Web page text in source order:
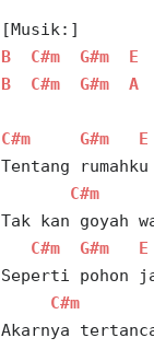
[Musik:]
B
C#m G#m
E
B
C#m G#m A
C#m G#m E
Tentang rumahku
C#m
Tak kan goyah
C#m
G#m E
Seperti pohon
C#m
Akarnya